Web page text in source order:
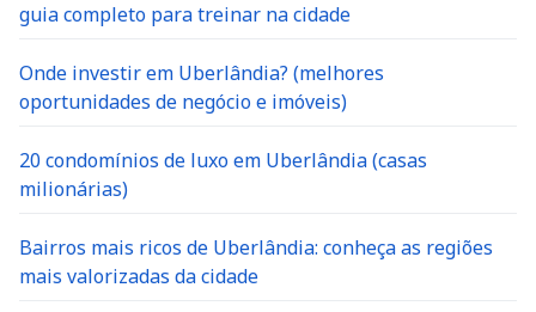
guia completo para treinar na cidade
Onde investir em Uberlândia? (melhores
oportunidades de negócio e imóveis)
20 condomínios de luxo em Uberlândia (casas
milionárias)
Bairros mais ricos de Uberlândia: conheça as regiões
mais valorizadas da cidade